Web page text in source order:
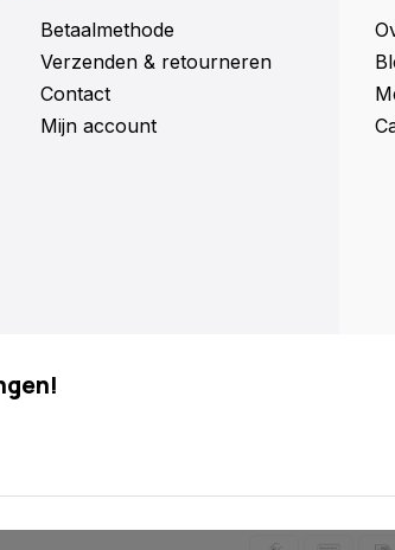
Betaalmethode
Verzenden & retourneren
Contact
Mijn account